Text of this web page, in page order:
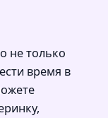
не только
время в